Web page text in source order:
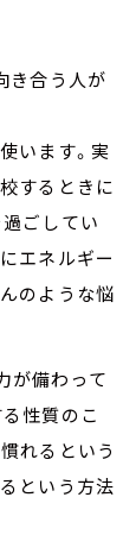
き合う人が
います。実
するときに
ごしてい
エネルギー
のような悩
が備わって
性質のこ
れるという
という方法